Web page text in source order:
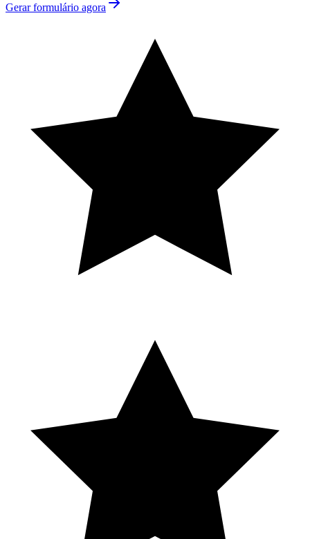
Gerar formulário agora